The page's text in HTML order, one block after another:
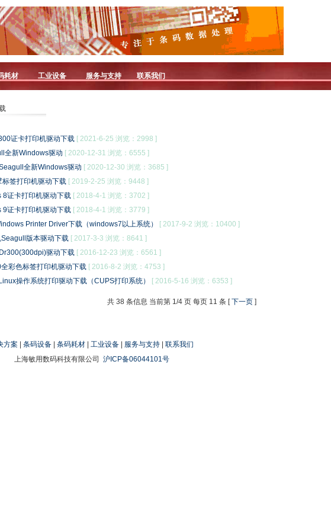
耗材 工业设备 服务与支持 联系我们
证卡打印机驱动下载 [ 2021-6-25 浏览：2998 ]
全新Windows驱动 [ 2020-12-31 浏览：6555 ]
全新Windows驱动 [ 2020-12-30 浏览：3685 ]
签打印机驱动下载 [ 2019-2-25 浏览：9448 ]
8证卡打印机驱动下载 [ 2018-4-1 浏览：3702 ]
9证卡打印机驱动下载 [ 2018-4-1 浏览：3779 ]
Printer Driver下载（windows7以上系统）
[ 2017-9-2 浏览：10400 ]
版本驱动下载 [ 2017-3-3 浏览：8641 ]
驱动下载 [ 2016-12-23 浏览：6561 ]
彩色标签打印机驱动下载 [ 2016-8-2 浏览：4753 ]
操作系统打印驱动下载（CUPS打印系统） [ 2016-5-16 浏览：6353 ]
共 38 条信息 当前第 1/4 页 每页 11 条 [下一页 ]
方案 条码设备 条码耗材 工业设备 服务与支持
联系我们
上海敏用数码科技有限公司 沪ICP备06044101号